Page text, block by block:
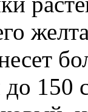
150